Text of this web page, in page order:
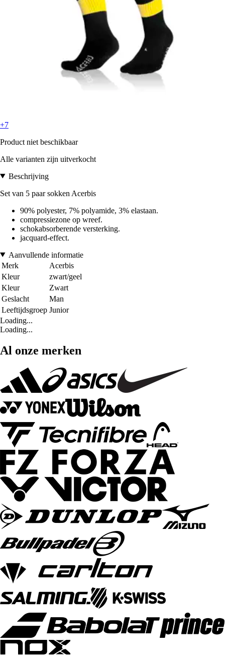
+7
Product niet beschikbaar
Alle varianten zijn uitverkocht
Beschrijving
Set van 5 paar sokken Acerbis
90% polyester, 7% polyamide, 3% elastaan.
compressiezone op wreef.
schokabsorberende versterking.
jacquard-effect.
Aanvullende informatie
Merk
Acerbis
Kleur
zwart/geel
Kleur
Zwart
Geslacht
Man
Leeftijdsgroep Junior
Loading...
Loading...
Al onze merken